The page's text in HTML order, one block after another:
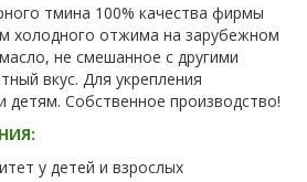
тмина 100% качества фирмы
холодного отжима на зарубежном
не смешанное с другими
вкус. Для укрепления
детям. Собственное производство!
у детей и взрослых